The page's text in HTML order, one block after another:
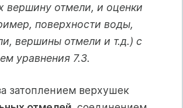
вершину отмели, и оценки
поверхности воды,
вершины отмели и т.д.) с
уравнения 7.3.
затоплением верхушек